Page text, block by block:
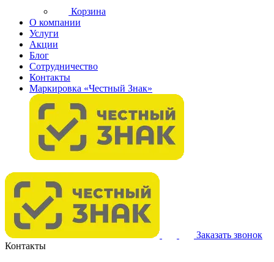
Корзина
О компании
Услуги
Акции
Блог
Сотрудничество
Контакты
Маркировка «Честный Знак»
Заказать звонок
Контакты